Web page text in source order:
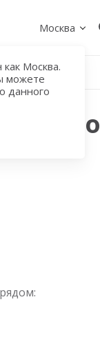
Москва
Москва.
можете
данного
метро